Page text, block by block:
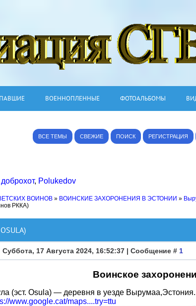
ВОЕННОПЛЕННЫЕ ФОТОАЛЬБОМЫ
ВСЕ ТЕМЫ СВЕЖИЕ ПОИСК РЕГИСТРАЦИЯ
доброхот, Polukedov
ВОИНОВ » ВОИНСКИЕ ЗАХОРОНЕНИЯ В ЭСТОНИИ »
РККА)
Суббота, 17 Августа 2024, 16:52:37 | Сообщение # 1
Воинское
(эст. Osula) — деревня в уезде Вырумаа,Эстония.
www.google.cat/maps....try=ttu